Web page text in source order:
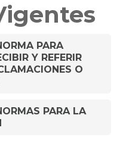
PARA
Y REFERIR
O
PARA LA